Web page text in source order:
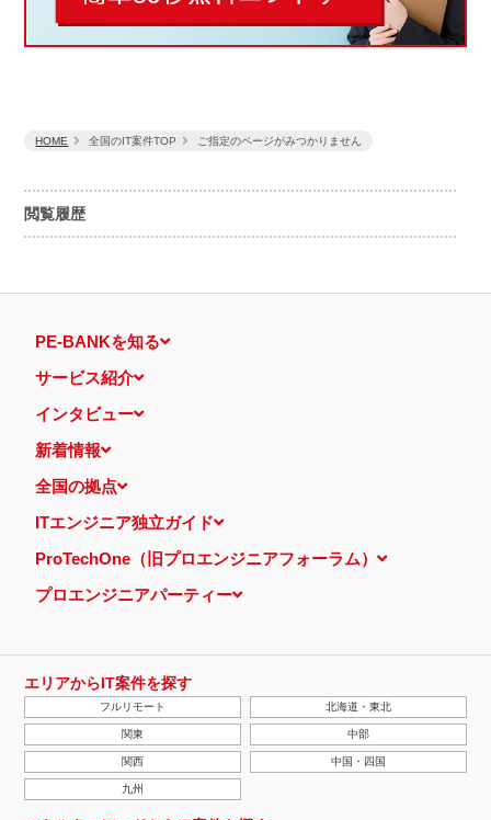
閲覧履歴
HOME 全国のIT案件TOP ご指定のページがみつかりません
PE-BANKを知る
サービス紹介
インタビュー
新着情報
全国の拠点
ITエンジニア独立ガイド
ProTechOne（旧プロエンジニアフォーラム）
プロエンジニアパーティー
エリアからIT案件を探す
フルリモート 北海道・東北
関東 中部
関西 中国・四国
九州